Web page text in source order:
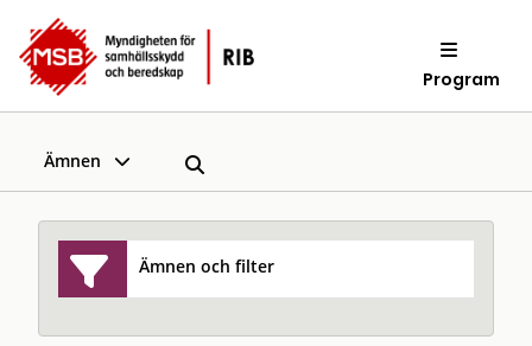
Program
Ämnen
Ämnen och filter